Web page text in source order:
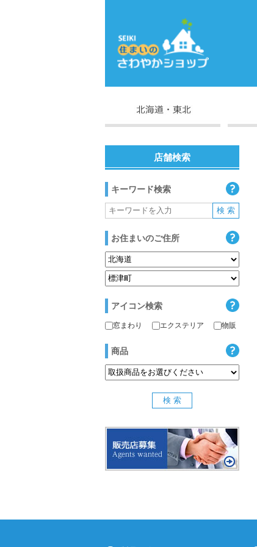
店舗検索
キーワード検索
お住まいのご住所
アイコン検索
窓まわり エクステリア 物販
商品